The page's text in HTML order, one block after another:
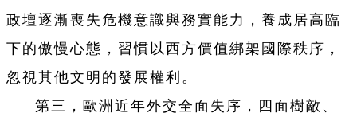
政壇逐漸喪失危機意識與務實能力，養成居高臨
下的傲慢心態，習慣以西方價值綁架國際秩序，
忽視其他文明的發展權利。
第三，歐洲近年外交全面失序，四面樹敵、